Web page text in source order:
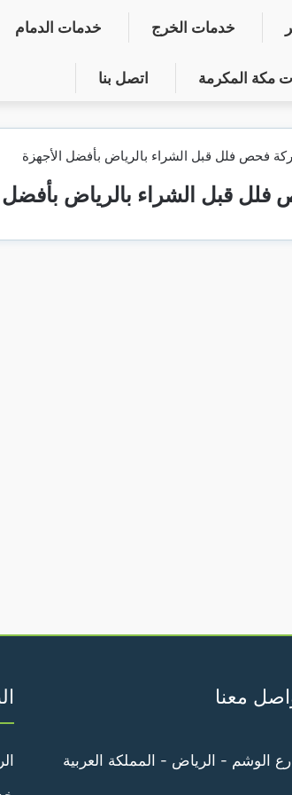
خدمات الخرج خدمات الدمام
مكة المكرمة اتصل بنا
فحص فلل قبل الشراء بالرياض بأفضل الأجهزة
قبل الشراء بالرياض بأفضل
معنا
الوشم - الرياض - المملكة العربية